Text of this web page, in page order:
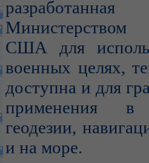
разработанная
США для
военных целях,
доступна и для
применения в
геодезии,
и на море.